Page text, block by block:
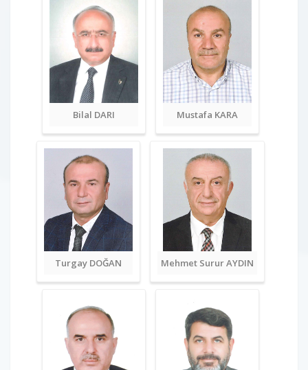
Bilal DARI Mustafa KARA
Turgay DOĞAN Mehmet Surur AYDIN